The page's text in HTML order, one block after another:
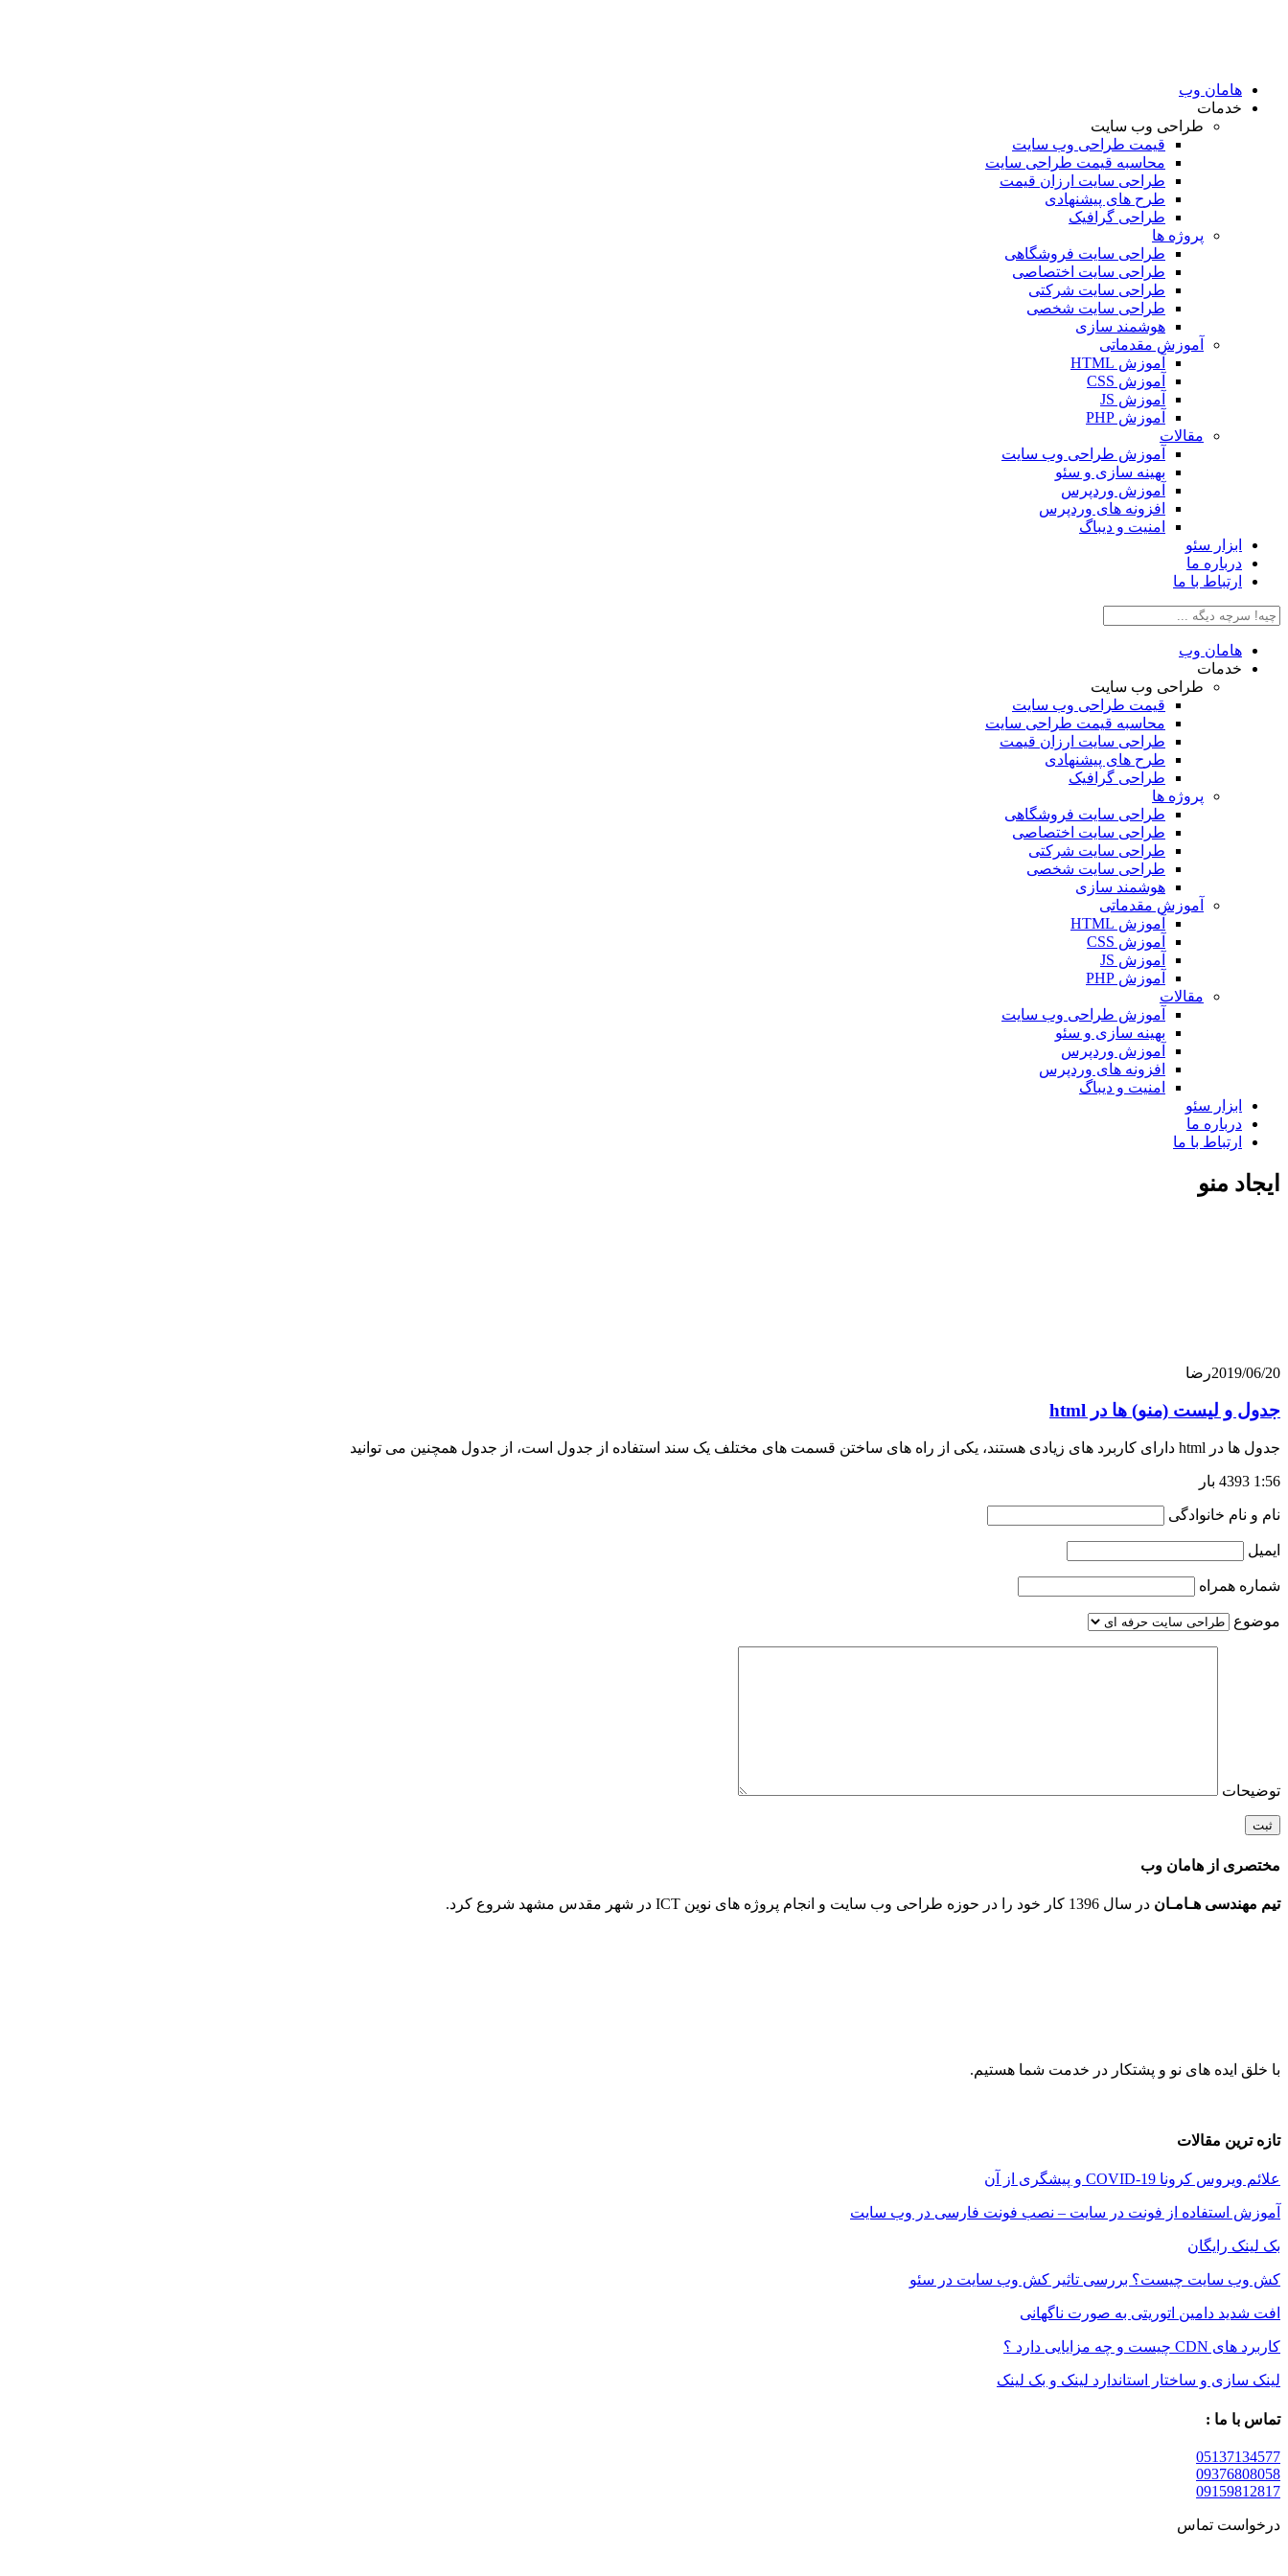
هامان وب
خدمات
طراحی وب سایت
قیمت طراحی وب سایت
محاسبه قیمت طراحی سایت
طراحی سایت ارزان قیمت
طرح های پیشنهادی
طراحی گرافیک
پروژه ها
طراحی سایت فروشگاهی
طراحی سایت اختصاصی
طراحی سایت شرکتی
طراحی سایت شخصی
هوشمند سازی
آموزش مقدماتی
آموزش HTML
آموزش CSS
آموزش JS
آموزش PHP
مقالات
آموزش طراحی وب سایت
بهینه سازی و سئو
آموزش وردپرس
افزونه های وردپرس
امنیت و دیباگ
ابزار سئو
درباره ما
ارتباط با ما
هامان وب
خدمات
طراحی وب سایت
قیمت طراحی وب سایت
محاسبه قیمت طراحی سایت
طراحی سایت ارزان قیمت
طرح های پیشنهادی
طراحی گرافیک
پروژه ها
طراحی سایت فروشگاهی
طراحی سایت اختصاصی
طراحی سایت شرکتی
طراحی سایت شخصی
هوشمند سازی
آموزش مقدماتی
آموزش HTML
آموزش CSS
آموزش JS
آموزش PHP
مقالات
آموزش طراحی وب سایت
بهینه سازی و سئو
آموزش وردپرس
افزونه های وردپرس
امنیت و دیباگ
ابزار سئو
درباره ما
ارتباط با ما
ایجاد منو
2019/06/20رضا
جدول و لیست (منو) ها در html
جدول ها در html دارای کاربرد های زیادی هستند، یکی از راه های ساختن قسمت های مختلف یک سند استفاده از جدول است، از جدول همچنین می توانید
1:56
نام و نام خانوادگی
ایمیل
شماره همراه
موضوع
توضیحات
مختصری از هامان وب
تیم مهندسی هـامـان در سال 1396 کار خود را در حوزه طراحی وب سایت و انجام پروژه های نوین ICT در شهر مقدس مشهد شروع کرد.
با خلق ایده های نو و پشتکار در خدمت شما هستیم.
تازه ترین مقالات
علائم ویروس کرونا COVID-19 و پیشگری از آن
آموزش استفاده از فونت در سایت – نصب فونت فارسی در وب سایت
بک لینک رایگان
کش وب سایت چیست؟ بررسی تاثیر کش وب سایت در سئو
افت شدید دامین اتوریتی به صورت ناگهانی
کاربرد های CDN چیست و چه مزایایی دارد ؟
لینک سازی و ساختار استاندارد لینک و بک لینک
تماس با ما :
05137134577
09376808058
09159812817
درخواست تماس